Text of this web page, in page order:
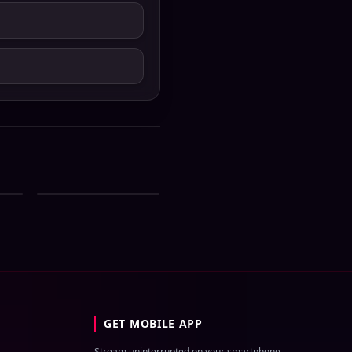
August 2026 Zip
GET MOBILE APP